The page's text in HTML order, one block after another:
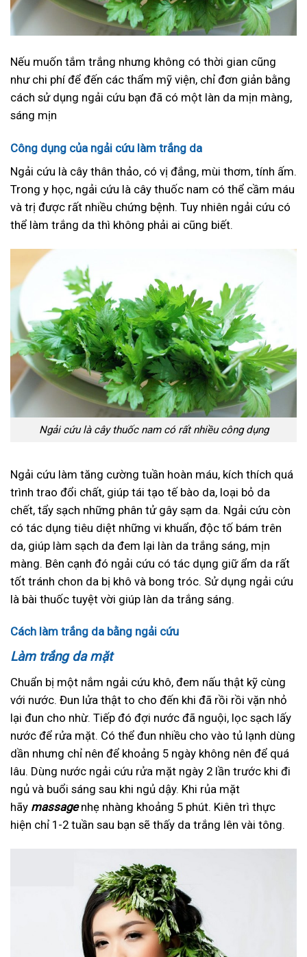
Nếu muốn tắm trắng nhưng không có thời gian cũng
như chi phí để đến các thẩm mỹ viện, chỉ đơn giản bằng
cách sử dụng ngải cứu bạn đã có một làn da mịn màng,
sáng mịn
Công dụng của ngải cứu làm trắng da
Ngải cứu là cây thân thảo, có vị đắng, mùi thơm, tính ấm.
Trong y học, ngải cứu là cây thuốc nam có thể cầm máu
và trị được rất nhiều chứng bệnh. Tuy nhiên ngải cứu có
thể làm trắng da thì không phải ai cũng biết.
Ngải cứu là cây thuốc nam có rất nhiều công dụng
Ngải cứu làm tăng cường tuần hoàn máu, kích thích quá
trình trao đổi chất, giúp tái tạo tế bào da, loại bỏ da
chết, tẩy sạch những phân tử gây sạm da. Ngải cứu còn
có tác dụng tiêu diệt những vi khuẩn, độc tố bám trên
da, giúp làm sạch da đem lại làn da trắng sáng, mịn
màng. Bên cạnh đó ngải cứu có tác dụng giữ ẩm da rất
tốt tránh chon da bị khô và bong tróc. Sử dụng ngải cứu
là bài thuốc tuyệt vời giúp làn da trắng sáng.
Cách làm trắng da bằng ngải cứu
Làm trắng da mặt
Chuẩn bị một nắm ngải cứu khô, đem nấu thật kỹ cùng
với nước. Đun lửa thật to cho đến khi đã rồi rồi vặn nhỏ
lại đun cho nhừ. Tiếp đó đợi nước đã nguội, lọc sạch lấy
nước để rửa mặt. Có thể đun nhiều cho vào tủ lạnh dùng
dần nhưng chỉ nên để khoảng 5 ngày không nên để quá
lâu. Dùng nước ngải cứu rửa mặt ngày 2 lần trước khi đi
ngủ và buổi sáng sau khi ngủ dậy. Khi rủa mặt
hãy massagenhẹ nhàng khoảng 5 phút. Kiên trì thực
hiện chỉ 1-2 tuần sau bạn sẽ thấy da trắng lên vài tông.